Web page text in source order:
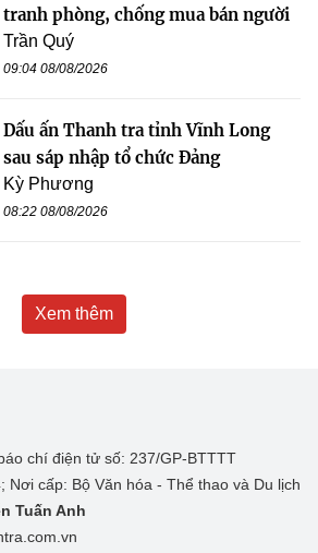
tranh phòng, chống mua bán người
Trần Quý
09:04 08/08/2026
Dấu ấn Thanh tra tỉnh Vĩnh Long
sau sáp nhập tổ chức Đảng
Kỳ Phương
08:22 08/08/2026
Xem thêm
chí điện tử số: 237/GP-BTTTT
Nơi cấp: Bộ Văn hóa - Thể thao và Du lịch
Tuấn Anh